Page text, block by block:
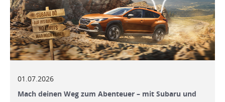
01.07.2026
Mach deinen Weg zum Abenteuer – mit Subaru und